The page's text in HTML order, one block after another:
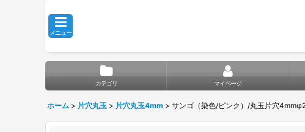
メニュー
カテゴリ マイページ
ホーム > 片穴丸玉 > 片穴丸玉4mm > サンゴ（染色/ピンク）/丸玉片穴